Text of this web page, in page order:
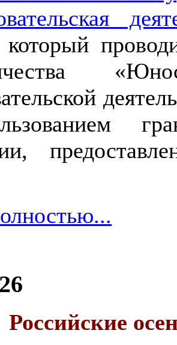
Российские